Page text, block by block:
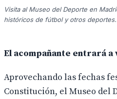
Visita al Museo del Deporte en
históricos de fútbol y otros deportes.
El acompañante entrará
Aprovechando las fechas
Constitución, el Museo del